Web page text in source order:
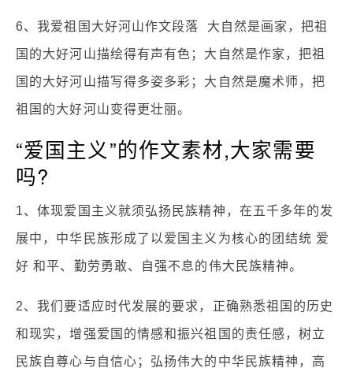
6、我爱祖国大好河山作文段落 大自然是画家，把祖
国的大好河山描绘得有声有色；大自然是作家，把祖
国的大好河山描写得多姿多彩；大自然是魔术师，把
祖国的大好河山变得更壮丽。
“爱国主义”的作文素材,大家需要
吗?
1、体现爱国主义就须弘扬民族精神，在五千多年的发
展中，中华民族形成了以爱国主义为核心的团结统 爱
好 和平、勤劳勇敢、自强不息的伟大民族精神。
2、我们要适应时代发展的要求，正确熟悉祖国的历史
和现实，增强爱国的情感和振兴祖国的责任感，树立
民族自尊心与自信心；弘扬伟大的中华民族精神，高